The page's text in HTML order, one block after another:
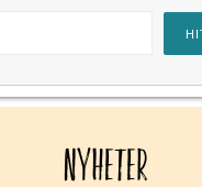
NYHETER